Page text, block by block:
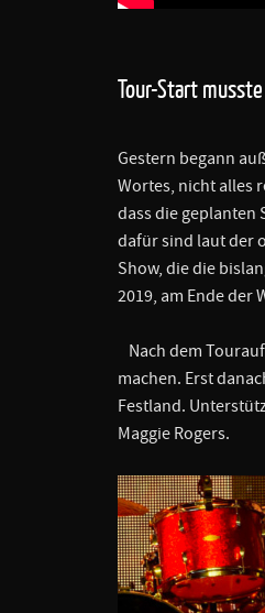
Tour-Start
Gestern begann
Wortes, nicht alles
dass die geplanten
dafür sind laut der
Show, die die
2019, am Ende der
Nach dem
machen. Erst
Festland.
Maggie Rogers.